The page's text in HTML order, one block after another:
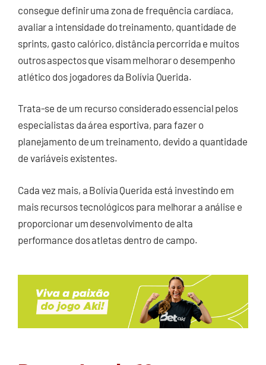
consegue definir uma zona de frequência cardíaca,
avaliar a intensidade do treinamento, quantidade de
sprints, gasto calórico, distância percorrida e muitos
outros aspectos que visam melhorar o desempenho
atlético dos jogadores da Bolívia Querida.
Trata-se de um recurso considerado essencial pelos
especialistas da área esportiva, para fazer o
planejamento de um treinamento, devido a quantidade
de variáveis existentes.
Cada vez mais, a Bolívia Querida está investindo em
mais recursos tecnológicos para melhorar a análise e
proporcionar um desenvolvimento de alta
performance dos atletas dentro de campo.